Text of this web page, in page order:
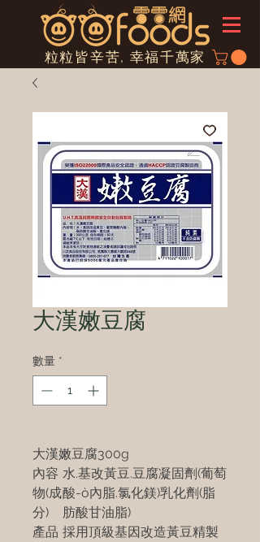
粒粒皆辛苦, 幸福千萬家
大漢嫩豆腐
數量 *
大漢嫩豆腐300g
內容
物(成
分)
水.基改黃豆.豆腐凝固劑(葡萄
酸-ò內脂.氯化鎂)乳化劑(脂
肪酸甘油脂)
產品 採用頂級基因改造黃豆精製